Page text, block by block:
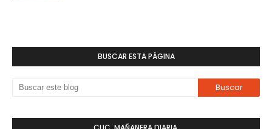
BUSCAR ESTA PÁGINA